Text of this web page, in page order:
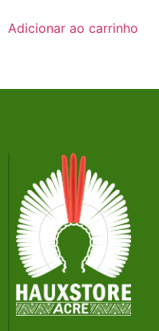
Adicionar ao carrinho